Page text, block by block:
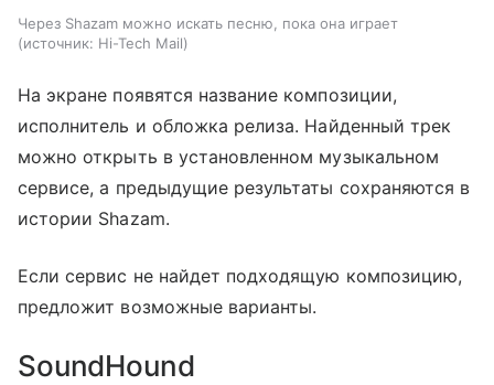
Через Shazam можно искать песню, пока она играет
источник: Hi-Tech Mail
На экране появятся название композиции,
исполнитель и обложка релиза. Найденный трек
можно открыть в установленном музыкальном
сервисе, а предыдущие результаты сохраняются в
истории Shazam.
Если сервис не найдет подходящую композицию,
предложит возможные варианты.
SoundHound